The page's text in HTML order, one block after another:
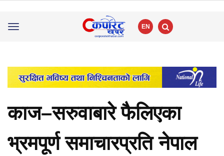
Toggle
EN
काज–सरुवाबारे फैलिएका
भ्रमपूर्ण समाचारप्रति नेपाल